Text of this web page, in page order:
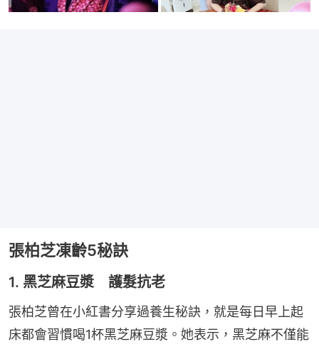
張柏芝凍齡5秘訣
1. 黑芝麻豆漿 護髮抗老
張柏芝曾在小紅書分享過養生秘訣，就是每日早上起
床都會習慣喝1杯黑芝麻豆漿。她表示，黑芝麻不僅能